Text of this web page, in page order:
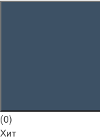
(0)
Хит